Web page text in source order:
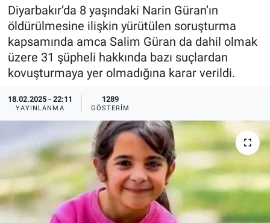
Diyarbakır’da 8 yaşındaki Narin Güran’ın
öldürülmesine ilişkin yürütülen soruşturma
kapsamında amca Salim Güran da dahil olmak
üzere 31 şüpheli hakkında bazı suçlardan
kovuşturmaya yer olmadığına karar verildi.
18.02.2025 - 22:11
YAYINLANMA
1289
GÖSTERIM
Dünya
Ege Saati
Ege'den Esintiler
Eğitim
Eğlence
Ekonomi
Forum
Spor
Yayın Akışı
İletişim
Son Dakika Haberleri
Haber Arşivi